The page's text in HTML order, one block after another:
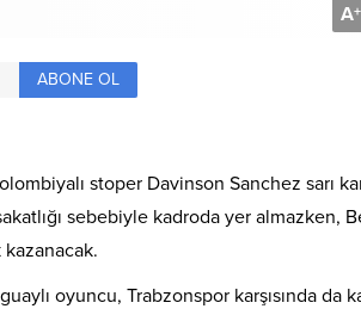
A+
ABONE OL
stoper Davinson Sanchez sarı
sebebiyle kadroda yer almazken,
oyuncu, Trabzonspor karşısında da